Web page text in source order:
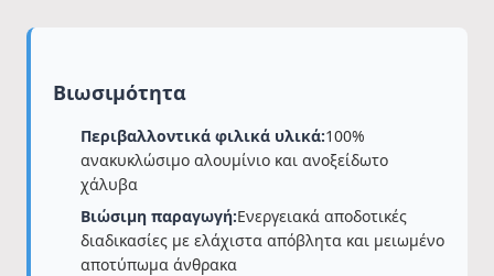
Βιωσιμότητα
Περιβαλλοντικά φιλικά υλικά:100%
ανακυκλώσιμο αλουμίνιο και ανοξείδωτο
χάλυβα
Βιώσιμη παραγωγή:Ενεργειακά αποδοτικές
διαδικασίες με ελάχιστα απόβλητα και μειωμένο
αποτύπωμα άνθρακα